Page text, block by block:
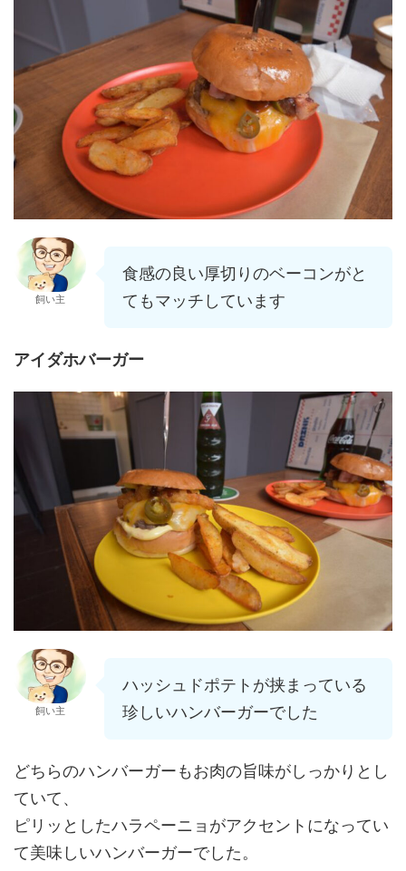
飼い主
食感の良い厚切りのベーコンがと
てもマッチしています
アイダホバーガー
飼い主
ハッシュドポテトが挟まっている
珍しいハンバーガーでした
どちらのハンバーガーもお肉の旨味がしっかりとし
ていて、
ピリッとしたハラペーニョがアクセントになってい
て美味しいハンバーガーでした。